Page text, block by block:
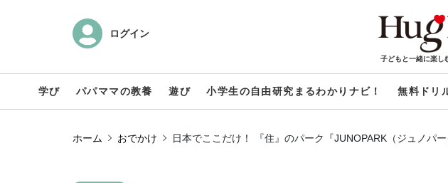
ログイン
子どもと一緒に楽し
学び パパママの教養 遊び 小学生の自由研究まるわかりナビ！ 無料ドリ
ホーム おでかけ 日本でここだけ！ 『住』のパーク『JUNOPARK（ジュノパ